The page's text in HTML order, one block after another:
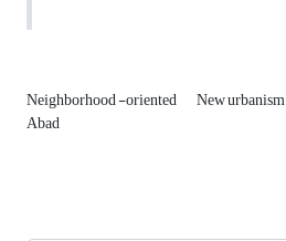
Neighborhood -oriented New urbanism
Abad